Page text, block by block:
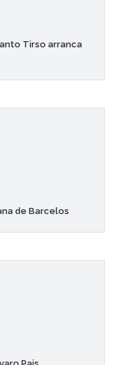
Tirso arranca
de Barcelos